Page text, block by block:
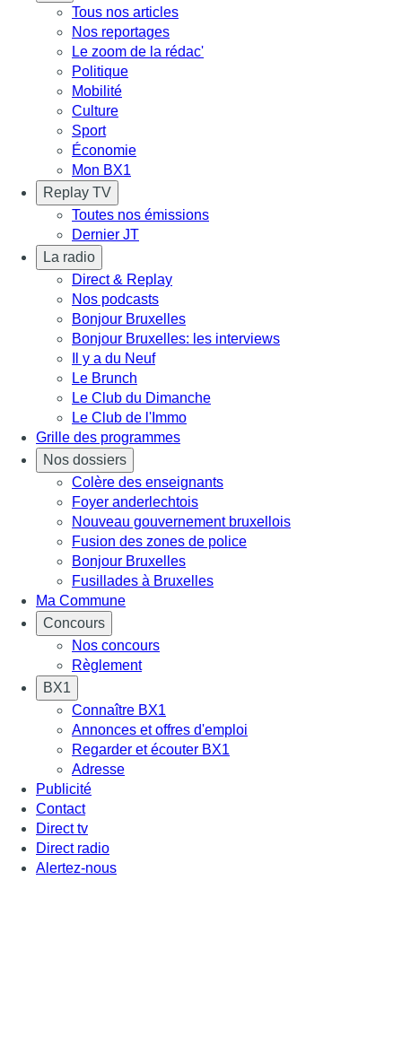
Tous nos articles
Nos reportages
Le zoom de la rédac'
Politique
Mobilité
Culture
Sport
Économie
Mon BX1
Replay TV
Toutes nos émissions
Dernier JT
La radio
Direct & Replay
Nos podcasts
Bonjour Bruxelles
Bonjour Bruxelles: les interviews
Il y a du Neuf
Le Brunch
Le Club du Dimanche
Le Club de l'Immo
Grille des programmes
Nos dossiers
Colère des enseignants
Foyer anderlechtois
Nouveau gouvernement bruxellois
Fusion des zones de police
Bonjour Bruxelles
Fusillades à Bruxelles
Ma Commune
Concours
Nos concours
Règlement
BX1
Connaître BX1
Annonces et offres d'emploi
Regarder et écouter BX1
Adresse
Publicité
Contact
Direct tv
Direct radio
Alertez-nous